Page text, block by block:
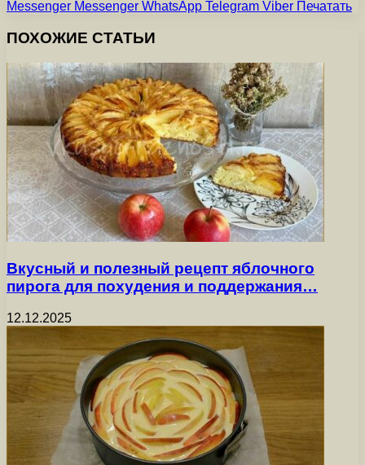
Messenger Messenger WhatsApp Telegram Viber Печатать
ПОХОЖИЕ СТАТЬИ
Вкусный и полезный рецепт яблочного
пирога для похудения и поддержания…
12.12.2025